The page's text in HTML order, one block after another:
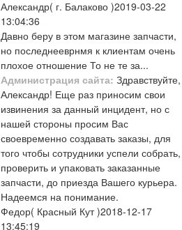
Александр( г. Балаково )2019-03-22
13:04:36
Давно беру в этом магазине запчасти,
но последнееврнмя к клиентам очень
плохое отношение То не те за...
Администрация сайта: Здравствуйте,
Александр! Еще раз приносим свои
извинения за данный инцидент, но с
нашей стороны просим Вас
своевременно создавать заказы, для
того чтобы сотрудники успели собрать,
проверить и упаковать заказанные
запчасти, до приезда Вашего курьера.
Надеемся на понимание.
Федор( Красный Кут )2018-12-17
13:45:19